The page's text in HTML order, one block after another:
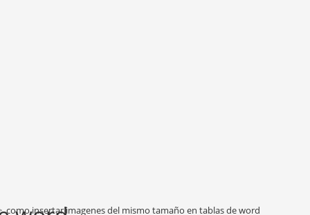
como insertar imagenes del mismo tamaño en tablas de word